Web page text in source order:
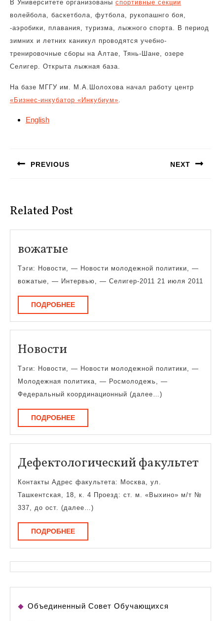
В Университете организованы спортивные секции
волейбола, баскетбола, футбола, рукопашнго боя,
-аэробики, плавания, туризма, лыжного спорта. В период
зимних и летних каникул проводятся учебно-
тренировочные сборы на Алтае, Тянь-Шане, озере
Селигер. Открыта лыжная база.
На базе МГГУ им. М.А.Шолохова начал работу центр
«Бизнес-инкубатор «Инкубиум».
English
записям
PREVIOUS NEXT
Related Post
вожатые
Тэги: Новости, — Новости молодежной политики, —
вожатые, — Интервью, — Селигер-2011 21 июля 2011
ПОДРОБНЕЕПОДРОБНЕЕ
Новости
Тэги: Новости, — Новости молодежной политики, —
Молодежная политика, — Росмолодежь, —
Федеральный координационный (далее…)
ПОДРОБНЕЕПОДРОБНЕЕ
Дефектологический факультет
Контакты Адрес факультета: Москва, ул.
Ташкентская, 18, к. 4 Проезд: ст. м. «Выхино» м/т №
337, до ост. (далее…)
ПОДРОБНЕЕПОДРОБНЕЕ
Объединенный Совет Обучающихся